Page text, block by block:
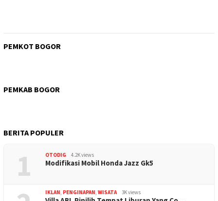
PEMKOT BOGOR
PEMKAB BOGOR
BERITA POPULER
1 OTODIG 4.2K views
Modifikasi Mobil Honda Jazz Gk5
IKLAN, PENGINAPAN, WISATA 3K views